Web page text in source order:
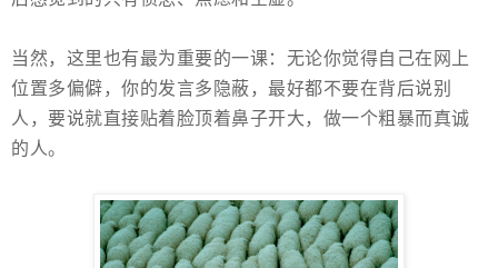
当然，这里也有最为重要的一课：无论你觉得自己在网上
位置多偏僻，你的发言多隐蔽，最好都不要在背后说别
人，要说就直接贴着脸顶着鼻子开大，做一个粗暴而真诚
的人。